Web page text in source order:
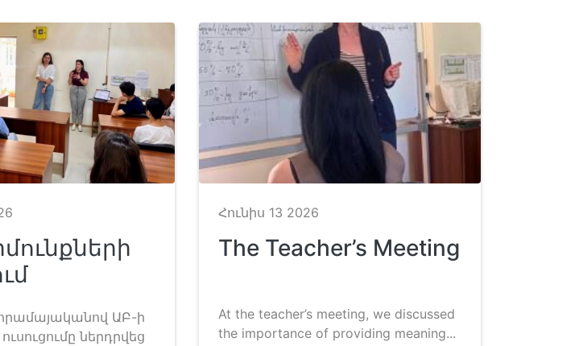
ԱԲ-ի
ներդրվեց
Հունիս 13 2026
The Teacher’s Meeting
At the teacher’s meeting, we discussed
the importance of providing meaning...